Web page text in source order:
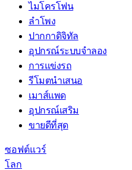
ไมโครโฟน
ลำโพง
ปากกาดิจิทัล
อุปกรณ์ระบบจำลอง
การแข่งรถ
รีโมตนำเสนอ
เมาส์แพด
อุปกรณ์เสริม
ขายดีที่สุด
ซอฟต์แวร์
โลก